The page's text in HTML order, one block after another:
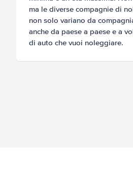
ma le diverse compagnie di
non solo variano da
anche da paese a paese e a
di auto che vuoi noleggiare.